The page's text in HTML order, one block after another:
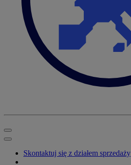
Skontaktuj się z działem sprzedaży